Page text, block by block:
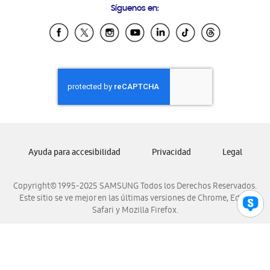
Samsung Ecuador
Samsung El Salvador
Samsung Honduras
Samsung Nicaragua
Samsung Panamá
Samsung Venezuela
Síguenos en:
Copyright© 1995-2025 SAMSUNG Todos los Derechos Reservados.
Este sitio se ve mejor en las últimas versiones de Chrome, Edge,
Safari y Mozilla Firefox.
Ayuda para accesibilidad Privacidad Legal